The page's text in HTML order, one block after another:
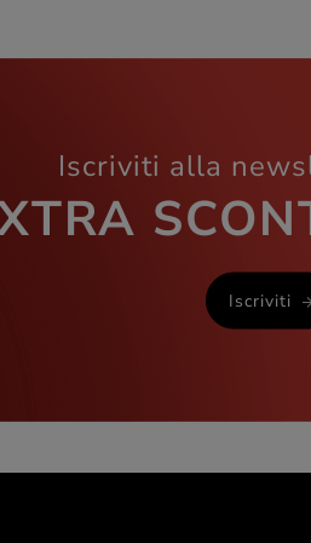
Iscriviti alla
Iscriviti